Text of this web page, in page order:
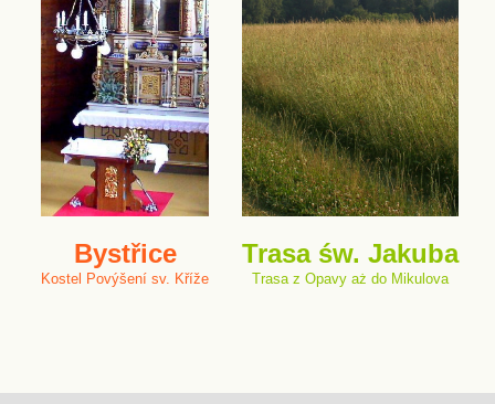
Bystřice
Kostel Povýšení sv. Kříže
Trasa św. Jakuba
Trasa z Opavy aż do Mikulova